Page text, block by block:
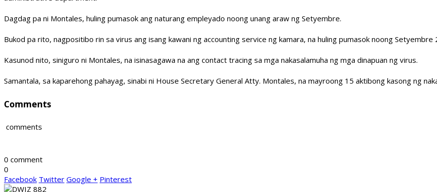
Dagdag pa ni Montales, huling pumasok ang naturang empleyado noong unang araw ng Setyembre.
Bukod pa rito, nagpositibo rin sa virus ang isang kawani ng accounting service ng kamara, na huling pumasok noong Setyembre
Kasunod nito, siniguro ni Montales, na isinasagawa na ang contact tracing sa mga nakasalamuha ng mga dinapuan ng virus.
Samantala, sa kaparehong pahayag, sinabi ni House Secretary General Atty. Montales, na mayroong 15 aktibong kasong ng
Comments
comments
0 comment
0
Facebook Twitter Google + Pinterest